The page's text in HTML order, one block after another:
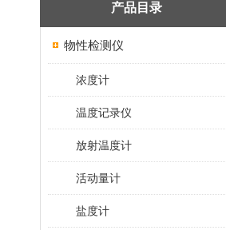
产品目录
物性检测仪
浓度计
温度记录仪
放射温度计
活动量计
盐度计